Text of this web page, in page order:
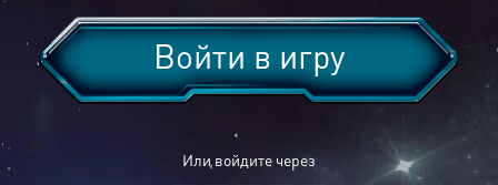
Или войдите через
Войти в игру